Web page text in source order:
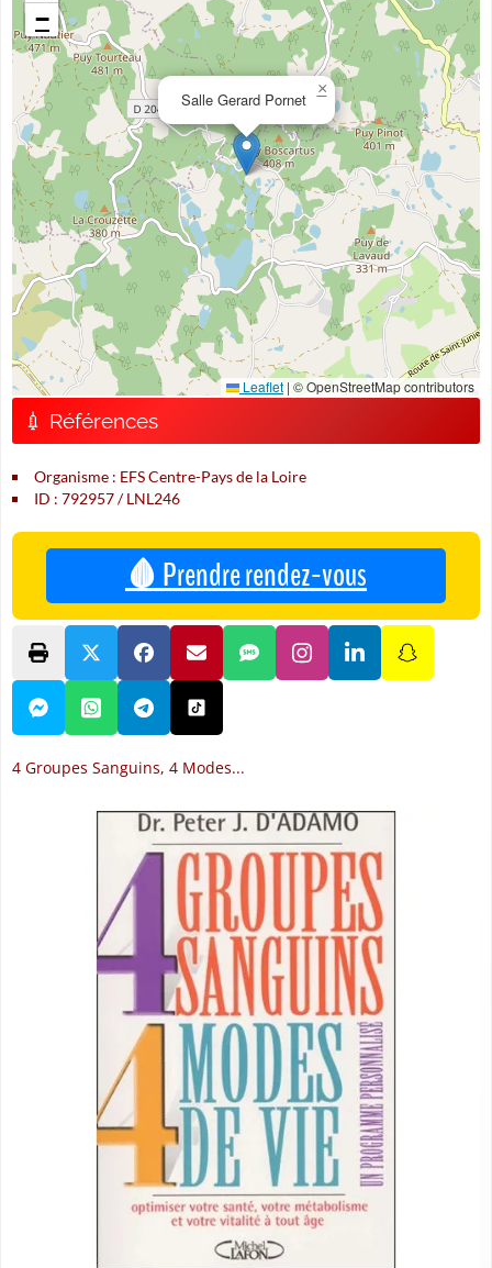
Salle Gerard Pornet
×
−
Leaflet | © OpenStreetMap contributors
💉 Références
Organisme : EFS Centre-Pays de la Loire
ID : 792957 / LNL246
🩸 Prendre rendez-vous
4 Groupes Sanguins, 4 Modes...